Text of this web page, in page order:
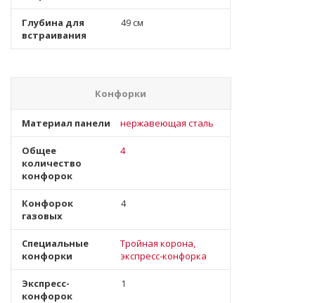
Глубина для
встраивания
49 см
Конфорки
Материал панели нержавеющая сталь
Общее
количество
конфорок
4
Конфорок
газовых
4
Специальные
конфорки
Тройная корона,
экспресс-конфорка
Экспресс-
конфорок
1